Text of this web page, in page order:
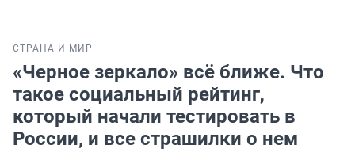
СТРАНА И МИР
«Черное зеркало» всё ближе. Что
такое социальный рейтинг,
который начали тестировать в
России, и все страшилки о нем